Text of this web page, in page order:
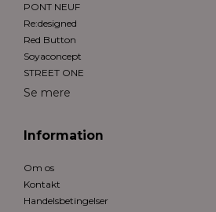
PONT NEUF
Re:designed
Red Button
Soyaconcept
STREET ONE
Se mere
Information
Om os
Kontakt
Handelsbetingelser